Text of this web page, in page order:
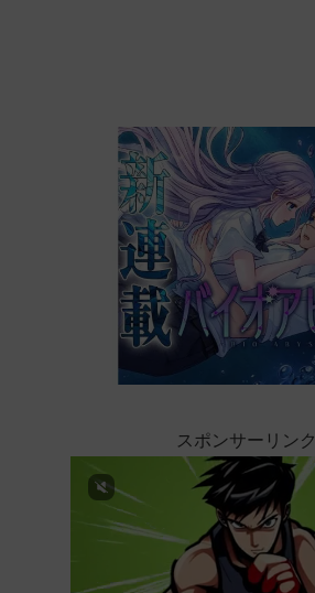
スポンサーリンク